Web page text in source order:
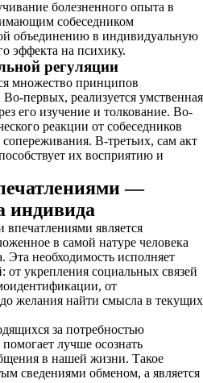
болезненного опыта в
собеседником
объединению в индивидуальную
эффекта на психику.
регуляции
множество принципов
первых, реализуется умственная
его изучение и толкование. Во-
реакции от собеседников
В-третьих, сам акт
их восприятию и
—
индивида
впечатлениями является
в самой натуре человека
Эта необходимость исполняет
укрепления социальных связей
от
желания найти смысла в текущих
за потребностью
лучше осознать
в нашей жизни. Такое
сведениями обменом, а является